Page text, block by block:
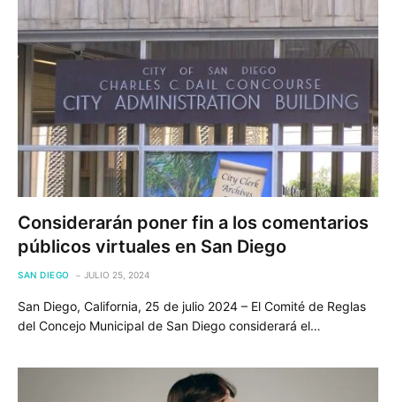
Considerarán poner fin a los comentarios
públicos virtuales en San Diego
SAN DIEGO JULIO 25, 2024
San Diego, California, 25 de julio 2024 – El Comité de Reglas
del Concejo Municipal de San Diego considerará el…